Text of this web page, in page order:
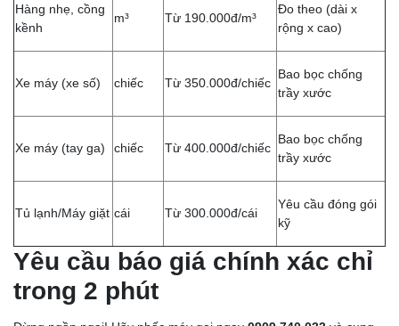
Hàng nhẹ, cồng
kềnh
m³ Từ 190.000đ/m³
Đo theo (dài x
rộng x cao)
Xe máy (xe số) chiếc Từ 350.000đ/chiếc
Bao bọc chống
trầy xước
Xe máy (tay ga) chiếc Từ 400.000đ/chiếc
Bao bọc chống
trầy xước
Tủ lạnh/Máy giặt cái Từ 300.000đ/cái
Yêu cầu đóng gói
kỹ
Yêu cầu báo giá chính xác chỉ
trong 2 phút